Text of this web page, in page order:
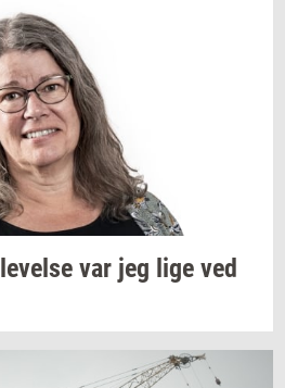
var jeg lige ved